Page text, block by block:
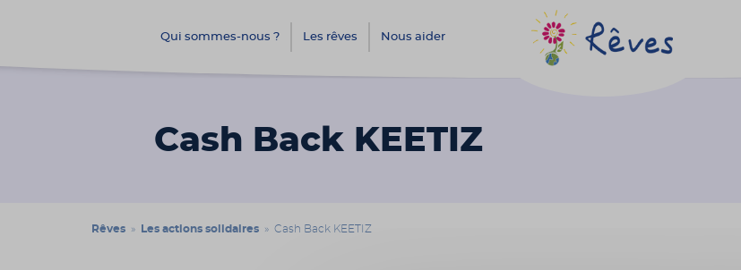
Qui sommes-nous ? Les rêves Nous aider
Cash Back KEETIZ
Rêves » Les actions solidaires » Cash Back KEETIZ